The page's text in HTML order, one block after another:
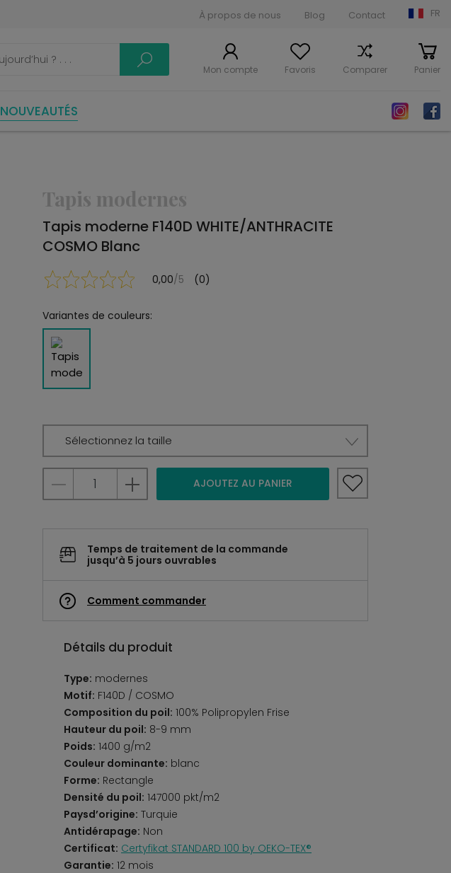
À propos de nous Blog Contact FR
Mon compte Favoris Comparer Panier
NOUVEAUTÉS
Tapis modernes
Tapis moderne F140D WHITE/ANTHRACITE
COSMO Blanc
0,00/5 (0)
Variantes de couleurs:
Sélectionnez la taille
AJOUTEZ AU PANIER
Temps de traitement de la commande
jusqu’à 5 jours ouvrables
Comment commander
Détails du produit
Type: modernes
Motif: F140D / COSMO
Composition du poil: 100% Polipropylen Frise
Hauteur du poil: 8-9 mm
Poids: 1400 g/m2
Couleur dominante: blanc
Forme: Rectangle
Densité du poil: 147000 pkt/m2
Paysd’origine: Turquie
Antidérapage: Non
Certificat: Certyfikat STANDARD 100 by OEKO-TEX®
Garantie: 12 mois